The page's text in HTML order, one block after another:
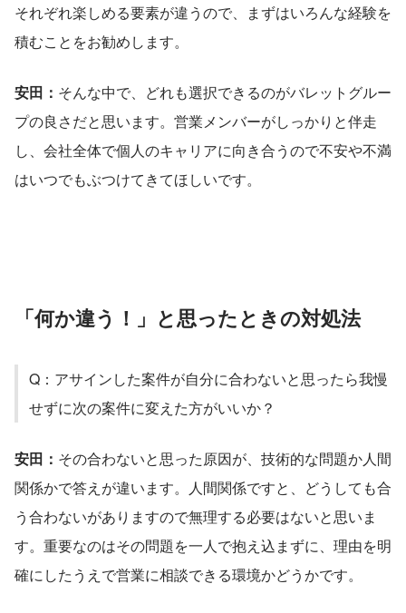
それぞれ楽しめる要素が違うので、まずはいろんな経験を
積むことをお勧めします。
安田： そんな中で、どれも選択できるのがバレットグルー
プの良さだと思います。営業メンバーがしっかりと伴走
し、会社全体で個人のキャリアに向き合うので不安や不満
はいつでもぶつけてきてほしいです。
「何か違う！」と思ったときの対処法
Q：アサインした案件が自分に合わないと思ったら我慢
せずに次の案件に変えた方がいいか？
安田： その合わないと思った原因が、技術的な問題か人間
関係かで答えが違います。人間関係ですと、どうしても合
う合わないがありますので無理する必要はないと思いま
す。重要なのはその問題を一人で抱え込まずに、理由を明
確にしたうえで営業に相談できる環境かどうかです。